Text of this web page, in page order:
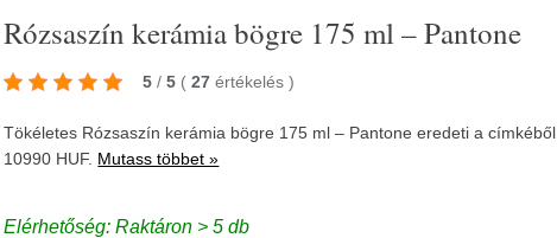
Rózsaszín kerámia bögre 175 ml – Pantone
5 / 5 ( 27 értékelés)
Tökéletes Rózsaszín kerámia bögre 175 ml – Pantone eredeti a címkéből
10990 HUF. Mutass többet »
Elérhetőség: Raktáron > 5 db